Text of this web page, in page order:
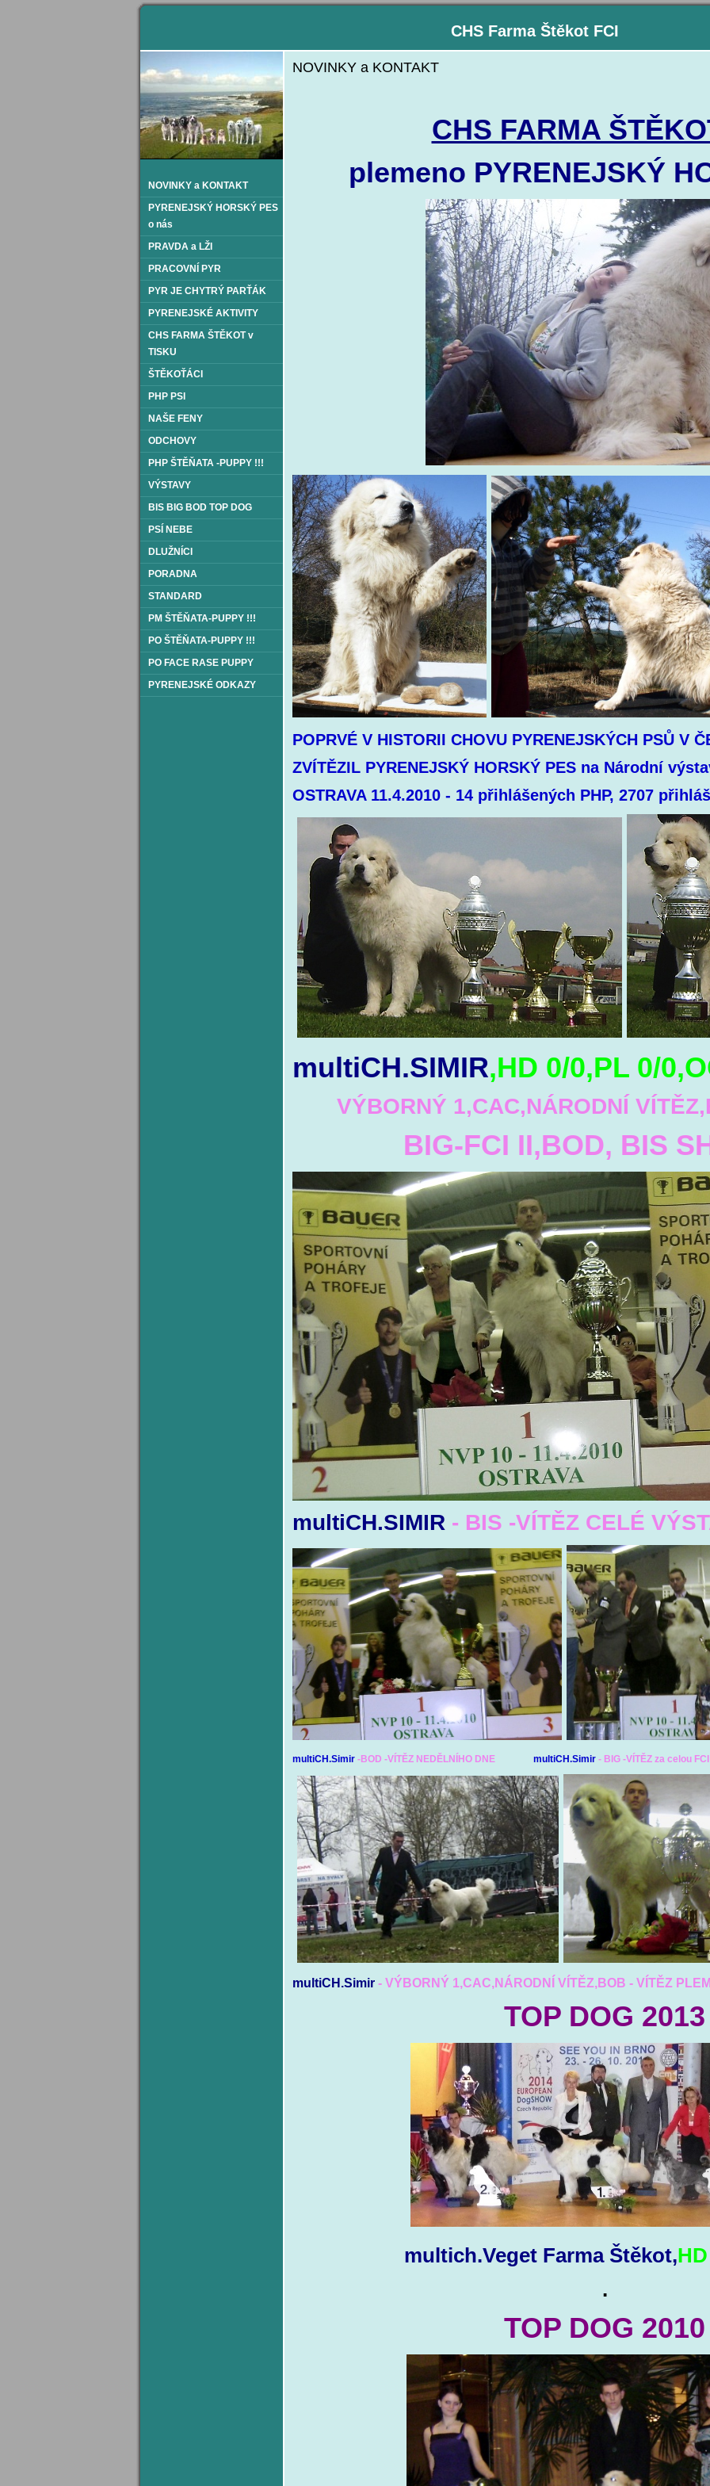
CHS Farma Štěkot FCI
NOVINKY a KONTAKT
PYRENEJSKÝ HORSKÝ PES
o nás
PRAVDA a LŽI
PRACOVNÍ PYR
PYR JE CHYTRÝ PARŤÁK
PYRENEJSKÉ AKTIVITY
CHS FARMA ŠTĚKOT v
TISKU
ŠTĚKOŤÁCI
PHP PSI
NAŠE FENY
ODCHOVY
PHP ŠTĚŇATA -PUPPY !!!
VÝSTAVY
BIS BIG BOD TOP DOG
PSÍ NEBE
DLUŽNÍCI
PORADNA
STANDARD
PM ŠTĚŇATA-PUPPY !!!
PO ŠTĚŇATA-PUPPY !!!
PO FACE RASE PUPPY
PYRENEJSKÉ ODKAZY
NOVINKY a KONTAKT
CHS FARMA
plemeno PYRENEJSKÝ
POPRVÉ V HISTORII CHOVU PYRENEJSKÝCH PSŮ V
ZVÍTĚZIL PYRENEJSKÝ HORSKÝ PES na Národní
OSTRAVA 11.4.2010 - 14 přihlášených PHP, 2707
multiCH.SIMIR,HD 0/0,PL 0/
VÝBORNÝ 1,CAC,NÁRODNÍ
BIG-FCI II,BOD, BIS
multiCH.SIMIR - BIS -VÍTĚZ CELÉ
multiCH.Simir -BOD -VÍTĚZ NEDĚLNÍHO DNE multiCH.Simir - BIG -VÍTĚZ za celou
multiCH.Simir - VÝBORNÝ 1,CAC,NÁRODNÍ VÍTĚZ,BOB - VÍTĚZ
TOP DOG 2013
multich.Veget Farma Štěkot,
.
TOP DOG 2010